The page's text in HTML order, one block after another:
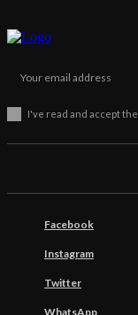
I've read and accept the
Facebook
Instagram
Twitter
WhatsApp